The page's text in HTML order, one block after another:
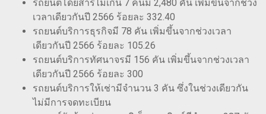
รถยนต์โดยสารไม่เกิน 7 คนมี 2,480 คัน เพิ่มขึ้นจากช่วง
เวลาเดียวกันปี 2566 ร้อยละ 332.40
รถยนต์บริการธุรกิจมี 78 คัน เพิ่มขึ้นจากช่วงเวลา
เดียวกันปี 2566 ร้อยละ 105.26
รถยนต์บริการทัศนาจรมี 156 คัน เพิ่มขึ้นจากช่วงเวลา
เดียวกันปี 2566 ร้อยละ 300
รถยนต์บริการให้เช่ามีจำนวน 3 คัน ซึ่งในช่วงเดียวกัน
ไม่มีการจดทะเบียน